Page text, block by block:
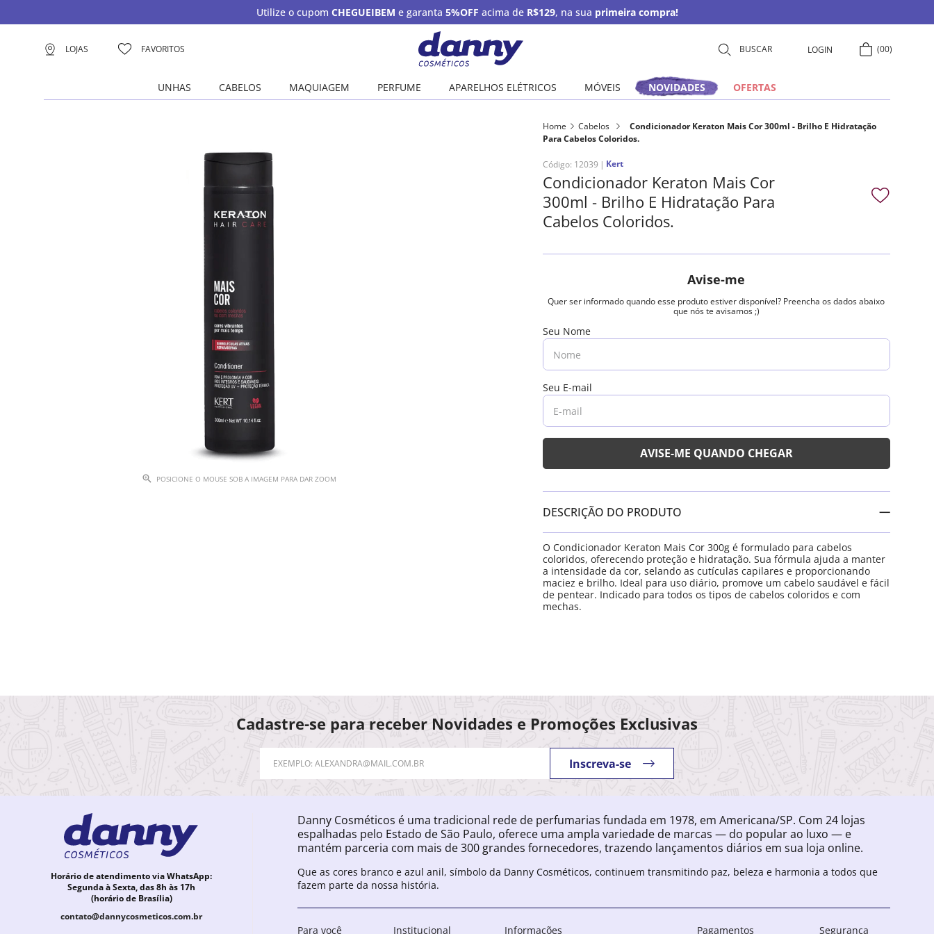
Utilize o cupom CHEGUEIBEM e garanta 5%OFF acima de R$129, na sua primeira compra!
LOJAS FAVORITOS LOGIN 00
UNHAS CABELOS MAQUIAGEM PERFUME APARELHOS ELÉTRICOS MÓVEIS NOVIDADES OFERTAS
POSICIONE O MOUSE SOB A IMAGEM PARA DAR ZOOM
Home Cabelos
Condicionador Keraton Mais Cor 300ml - Brilho E Hidratação
Para Cabelos Coloridos.
Código: 12039 Kert
Condicionador Keraton Mais Cor
300ml - Brilho E Hidratação Para
Cabelos Coloridos.
DESCRIÇÃO DO PRODUTO
O Condicionador Keraton Mais Cor 300g é formulado para cabelos
coloridos, oferecendo proteção e hidratação. Sua fórmula ajuda a manter
a intensidade da cor, selando as cutículas capilares e proporcionando
maciez e brilho. Ideal para uso diário, promove um cabelo saudável e fácil
de pentear. Indicado para todos os tipos de cabelos coloridos e com
mechas.
Cadastre-se para receber Novidades e Promoções Exclusivas
Inscreva-se
Horário de atendimento via WhatsApp:
Segunda à Sexta, das 8h às 17h
(horário de Brasília)
contato@dannycosmeticos.com.br
Danny Cosméticos é uma tradicional rede de perfumarias fundada em 1978, em Americana/SP. Com 24 lojas
espalhadas pelo Estado de São Paulo, oferece uma ampla variedade de marcas — do popular ao luxo — e
mantém parceria com mais de 300 grandes fornecedores, trazendo lançamentos diários em sua loja online.
Que as cores branco e azul anil, símbolo da Danny Cosméticos, continuem transmitindo paz, beleza e harmonia a todos que
fazem parte da nossa história.
Para você Institucional Informações Pagamentos Segurança